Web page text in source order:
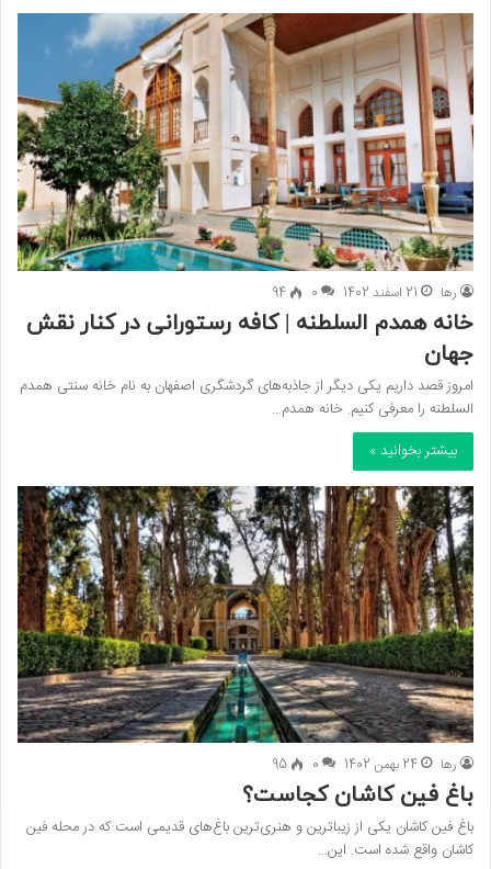
رها 21 اسفند 1402 0
94
خانه همدم السلطنه | کافه رستورانی در کنار نقش
جهان
امروز قصد داریم یکی دیگر از جاذبه‌های گردشگری اصفهان به نام خانه سنتی همدم
السلطنه را معرفی کنیم. خانه همدم…
بیشتر بخوانید »
رها 24 بهمن 1402 0
95
باغ فین کاشان کجاست؟
باغ فین کاشان یکی از زیباترین و هنری‌‌ترین باغ‌های قدیمی است که در محله فین
کاشان واقع شده است. این…